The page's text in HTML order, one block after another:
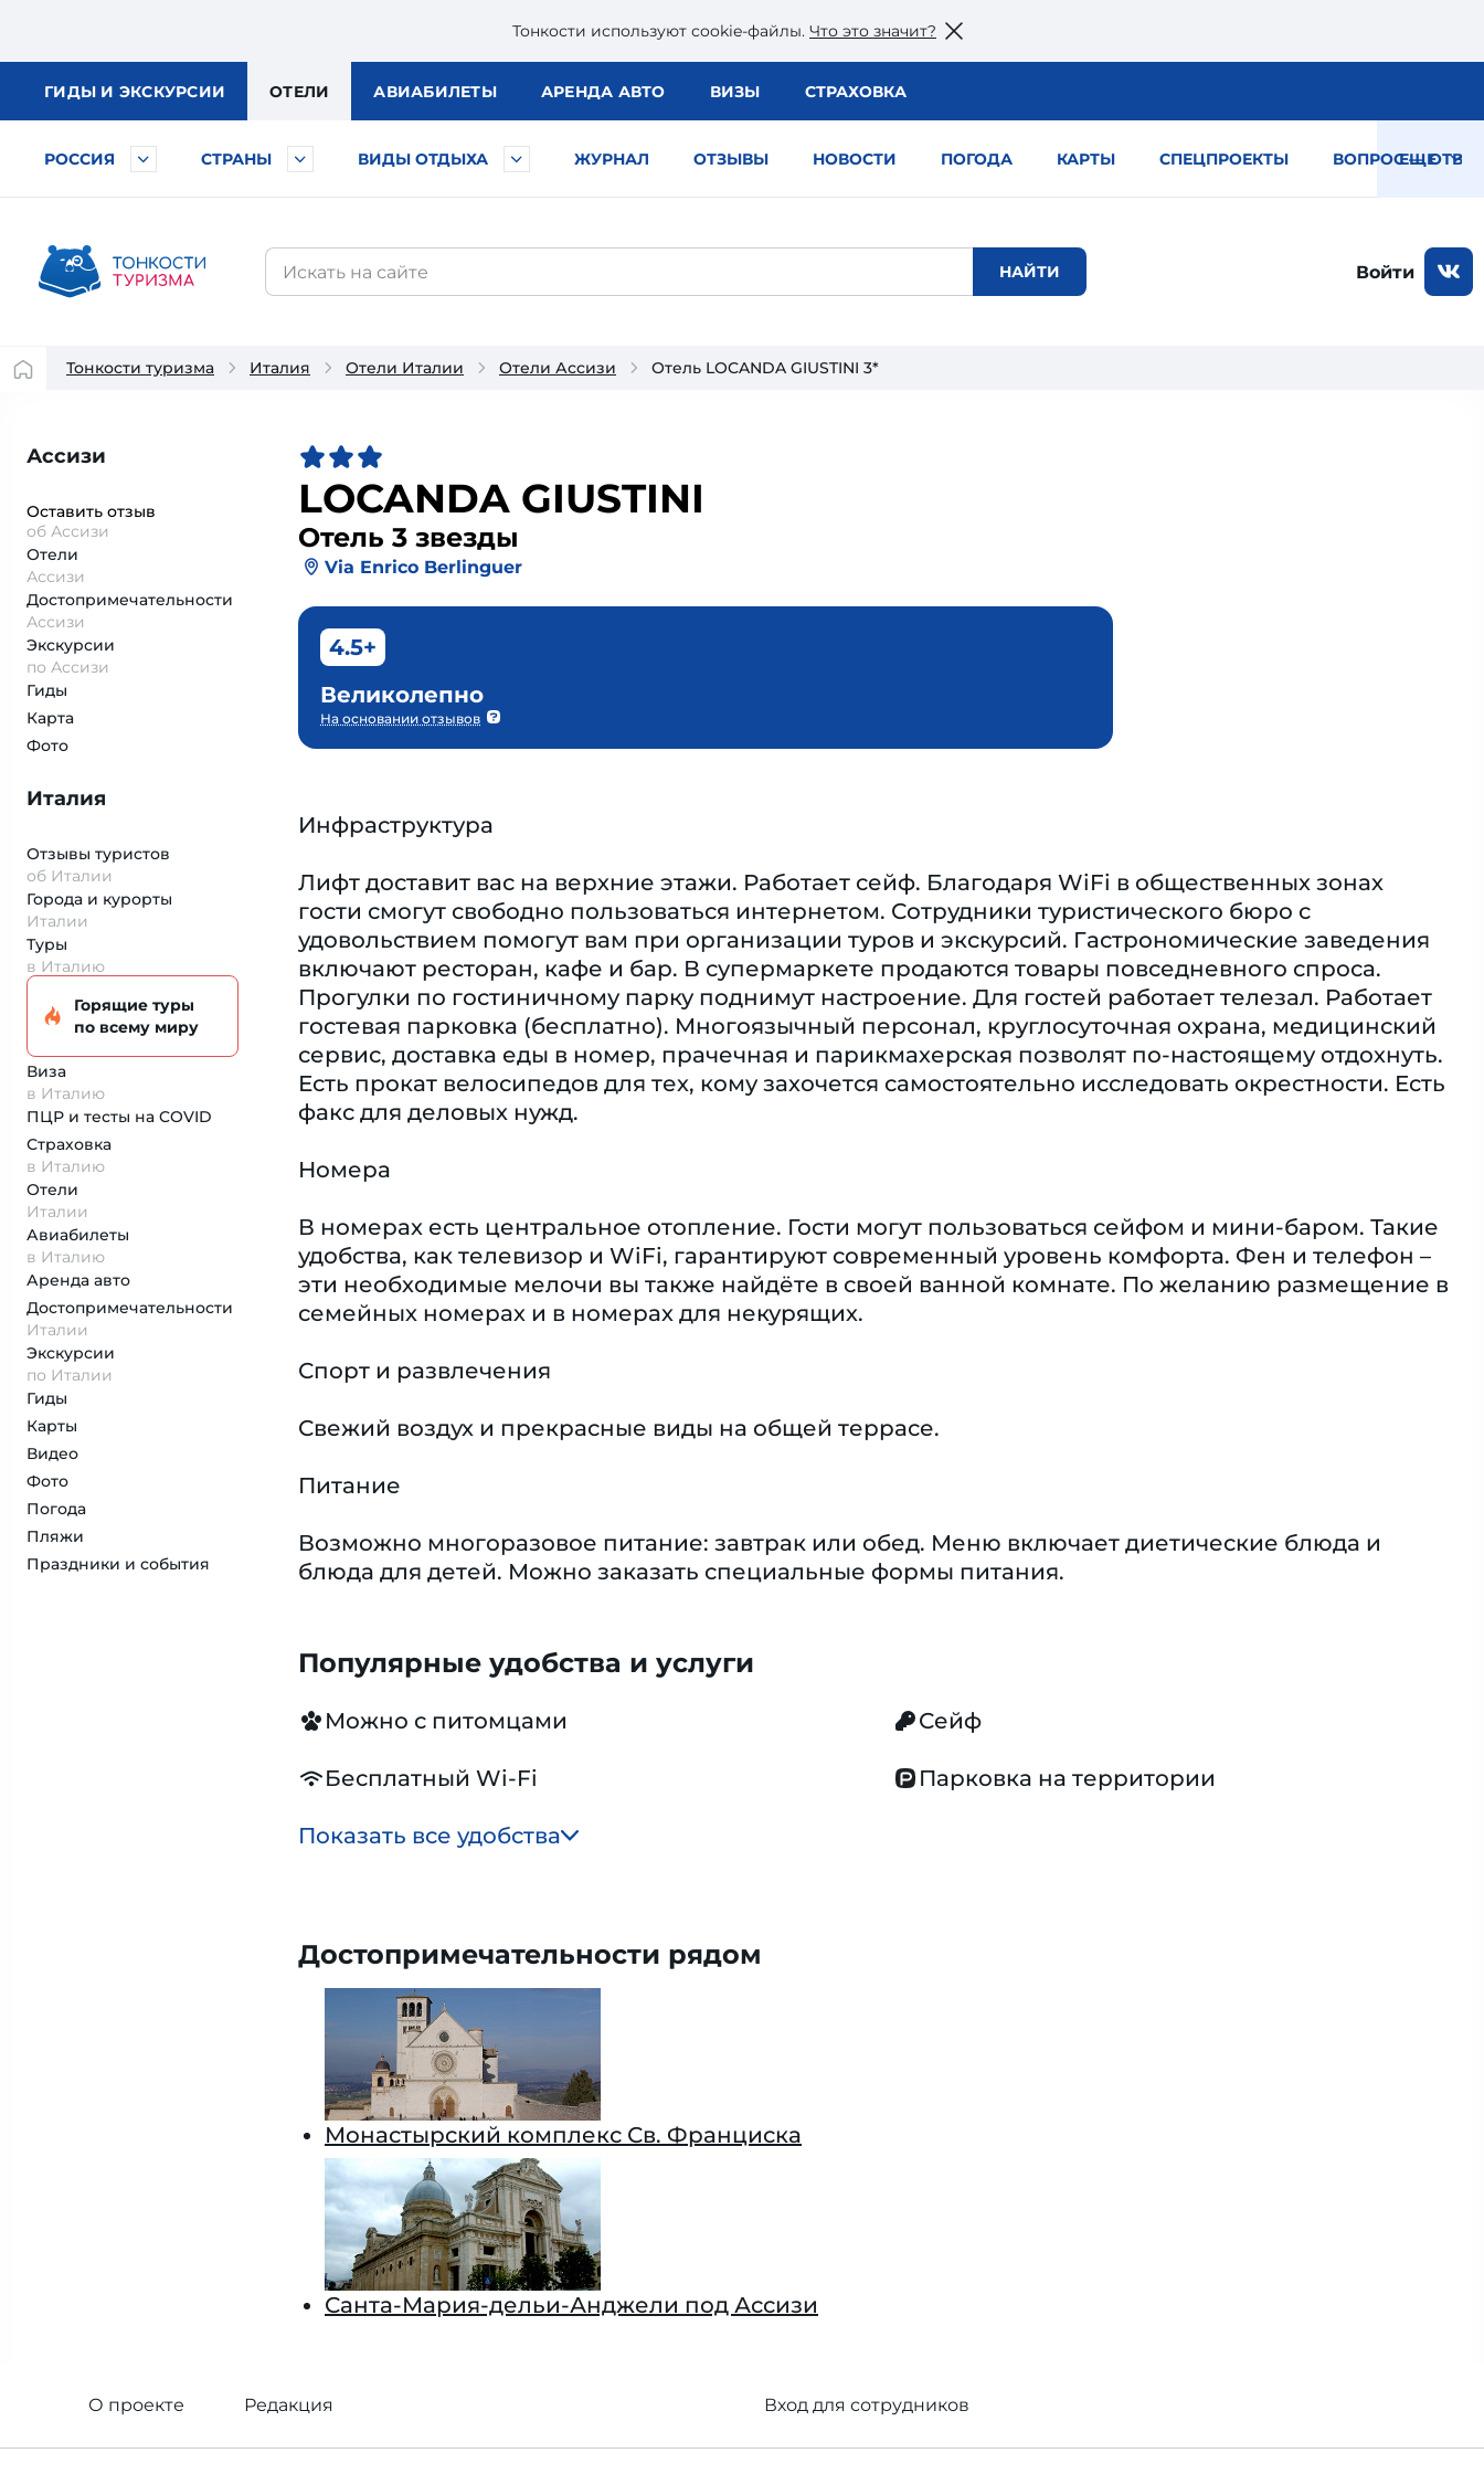
Тонкости используют сookie-файлы. Что это значит?
ГИДЫ И ЭКСКУРСИИ ОТЕЛИ АВИАБИЛЕТЫ АРЕНДА АВТО ВИЗЫ СТРАХОВКА
РОССИЯ СТРАНЫ ВИДЫ ОТДЫХА ЖУРНАЛ ОТЗЫВЫ НОВОСТИ ПОГОДА КАРТЫ СПЕЦПРОЕКТЫ ВОПРОС — ОТВЕТ
ЕЩЕ
Войти
Тонкости туризма Италия Отели Италии Отели Ассизи Отель LOCANDA GIUSTINI 3*
Ассизи
Оставить отзыв
об Ассизи
Отели
Ассизи
Достопримеча­тельности
Ассизи
Экскурсии
по Ассизи
Гиды
Карта
Фото
Италия
Отзывы туристов
об Италии
Города и курорты
Италии
Туры
в Италию
Горящие туры
по всему миру
Виза
в Италию
ПЦР и тесты на COVID
Страховка
в Италию
Отели
Италии
Авиабилеты
в Италию
Аренда авто
Достопримеча­тельности
Италии
Экскурсии
по Италии
Гиды
Карты
Видео
Фото
Погода
Пляжи
Праздники и события
LOCANDA GIUSTINI
Отель 3 звезды
Via Enrico Berlinguer
4.5+
Великолепно
На основании отзывов
Инфраструктура
Лифт доставит вас на верхние этажи. Работает сейф. Благодаря WiFi в общественных зонах
гости смогут свободно пользоваться интернетом. Сотрудники туристического бюро с
удовольствием помогут вам при организации туров и экскурсий. Гастрономические заведения
включают ресторан, кафе и бар. В супермаркете продаются товары повседневного спроса.
Прогулки по гостиничному парку поднимут настроение. Для гостей работает телезал. Работает
гостевая парковка (бесплатно). Многоязычный персонал, круглосуточная охрана, медицинский
сервис, доставка еды в номер, прачечная и парикмахерская позволят по-настоящему отдохнуть.
Есть прокат велосипедов для тех, кому захочется самостоятельно исследовать окрестности. Есть
факс для деловых нужд.
Номера
В номерах есть центральное отопление. Гости могут пользоваться сейфом и мини-баром. Такие
удобства, как телевизор и WiFi, гарантируют современный уровень комфорта. Фен и телефон –
эти необходимые мелочи вы также найдёте в своей ванной комнате. По желанию размещение в
семейных номерах и в номерах для некурящих.
Спорт и развлечения
Свежий воздух и прекрасные виды на общей террасе.
Питание
Возможно многоразовое питание: завтрак или обед. Меню включает диетические блюда и
блюда для детей. Можно заказать специальные формы питания.
Популярные удобства и услуги
Можно с питомцами Сейф
Бесплатный Wi-Fi Парковка на территории
Показать все удобства
Достопримечательности рядом
Монастырский комплекс Св. Франциска
Санта-Мария-дельи-Анджели под Ассизи
О проекте Редакция Вход для сотрудников